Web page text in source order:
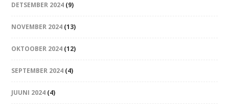
DETSEMBER 2024 (9)
NOVEMBER 2024 (13)
OKTOOBER 2024 (12)
SEPTEMBER 2024 (4)
JUUNI 2024 (4)